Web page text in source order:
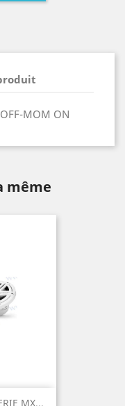
OFF-MOM ON
même
MX...